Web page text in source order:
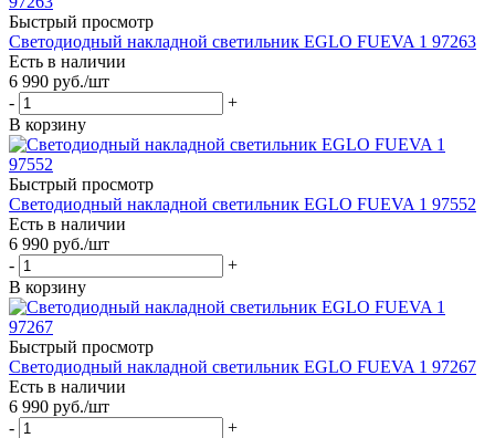
Быстрый просмотр
Светодиодный накладной светильник EGLO FUEVA 1 97263
Есть в наличии
6 990 руб./шт
-
+
В корзину
Быстрый просмотр
Светодиодный накладной светильник EGLO FUEVA 1 97552
Есть в наличии
6 990 руб./шт
-
+
В корзину
Быстрый просмотр
Светодиодный накладной светильник EGLO FUEVA 1 97267
Есть в наличии
6 990 руб./шт
-
+